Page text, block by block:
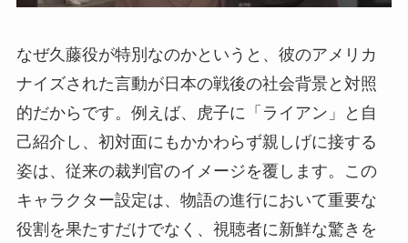
なぜ久藤役が特別なのかというと、彼のアメリカ
ナイズされた言動が日本の戦後の社会背景と対照
的だからです。例えば、虎子に「ライアン」と自
己紹介し、初対面にもかかわらず親しげに接する
姿は、従来の裁判官のイメージを覆します。この
キャラクター設定は、物語の進行において重要な
役割を果たすだけでなく、視聴者に新鮮な驚きを